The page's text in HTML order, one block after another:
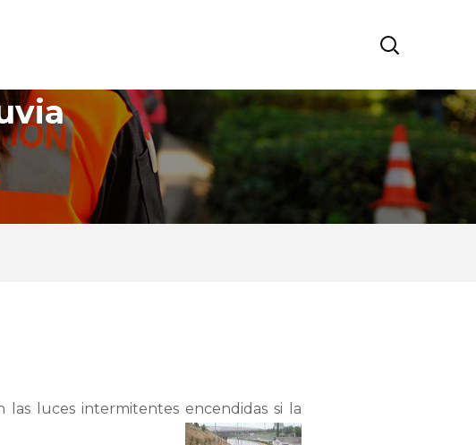
luces intermitentes encendidas si la